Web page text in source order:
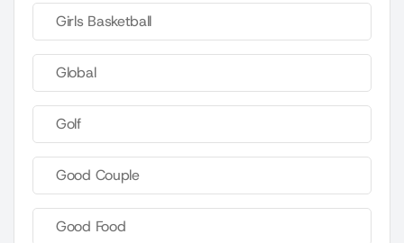
Girls Basketball
Global
Golf
Good Couple
Good Food